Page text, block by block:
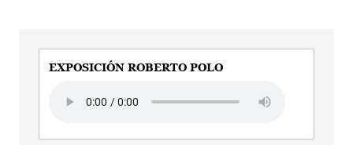
EXPOSICIÓN ROBERTO POLO